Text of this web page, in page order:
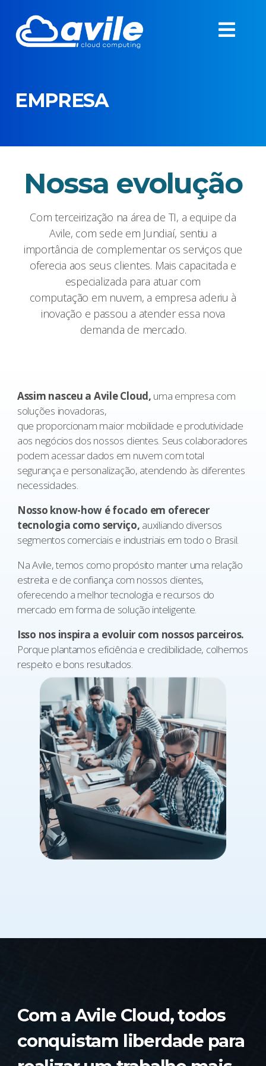
EMPRESA
Nossa evolução
Com terceirização na área de TI, a equipe da
Avile, com sede em Jundiaí, sentiu a
importância de complementar os serviços que
oferecia aos seus clientes. Mais capacitada e
especializada para atuar com
computação em nuvem, a empresa aderiu à
inovação e passou a atender essa nova
demanda de mercado.
Assim nasceu a Avile Cloud, uma empresa com
soluções inovadoras,
que proporcionam maior mobilidade e produtividade
aos negócios dos nossos clientes. Seus colaboradores
podem acessar dados em nuvem com total
segurança e personalização, atendendo às diferentes
necessidades.
Nosso know-how é focado em oferecer
tecnologia como serviço, auxiliando diversos
segmentos comerciais e industriais em todo o Brasil.
Na Avile, temos como propósito manter uma relação
estreita e de confiança com nossos clientes,
oferecendo a melhor tecnologia e recursos do
mercado em forma de solução inteligente.
Isso nos inspira a evoluir com nossos parceiros.
Porque plantamos eficiência e credibilidade, colhemos
respeito e bons resultados.
Com a Avile Cloud, todos
conquistam liberdade para